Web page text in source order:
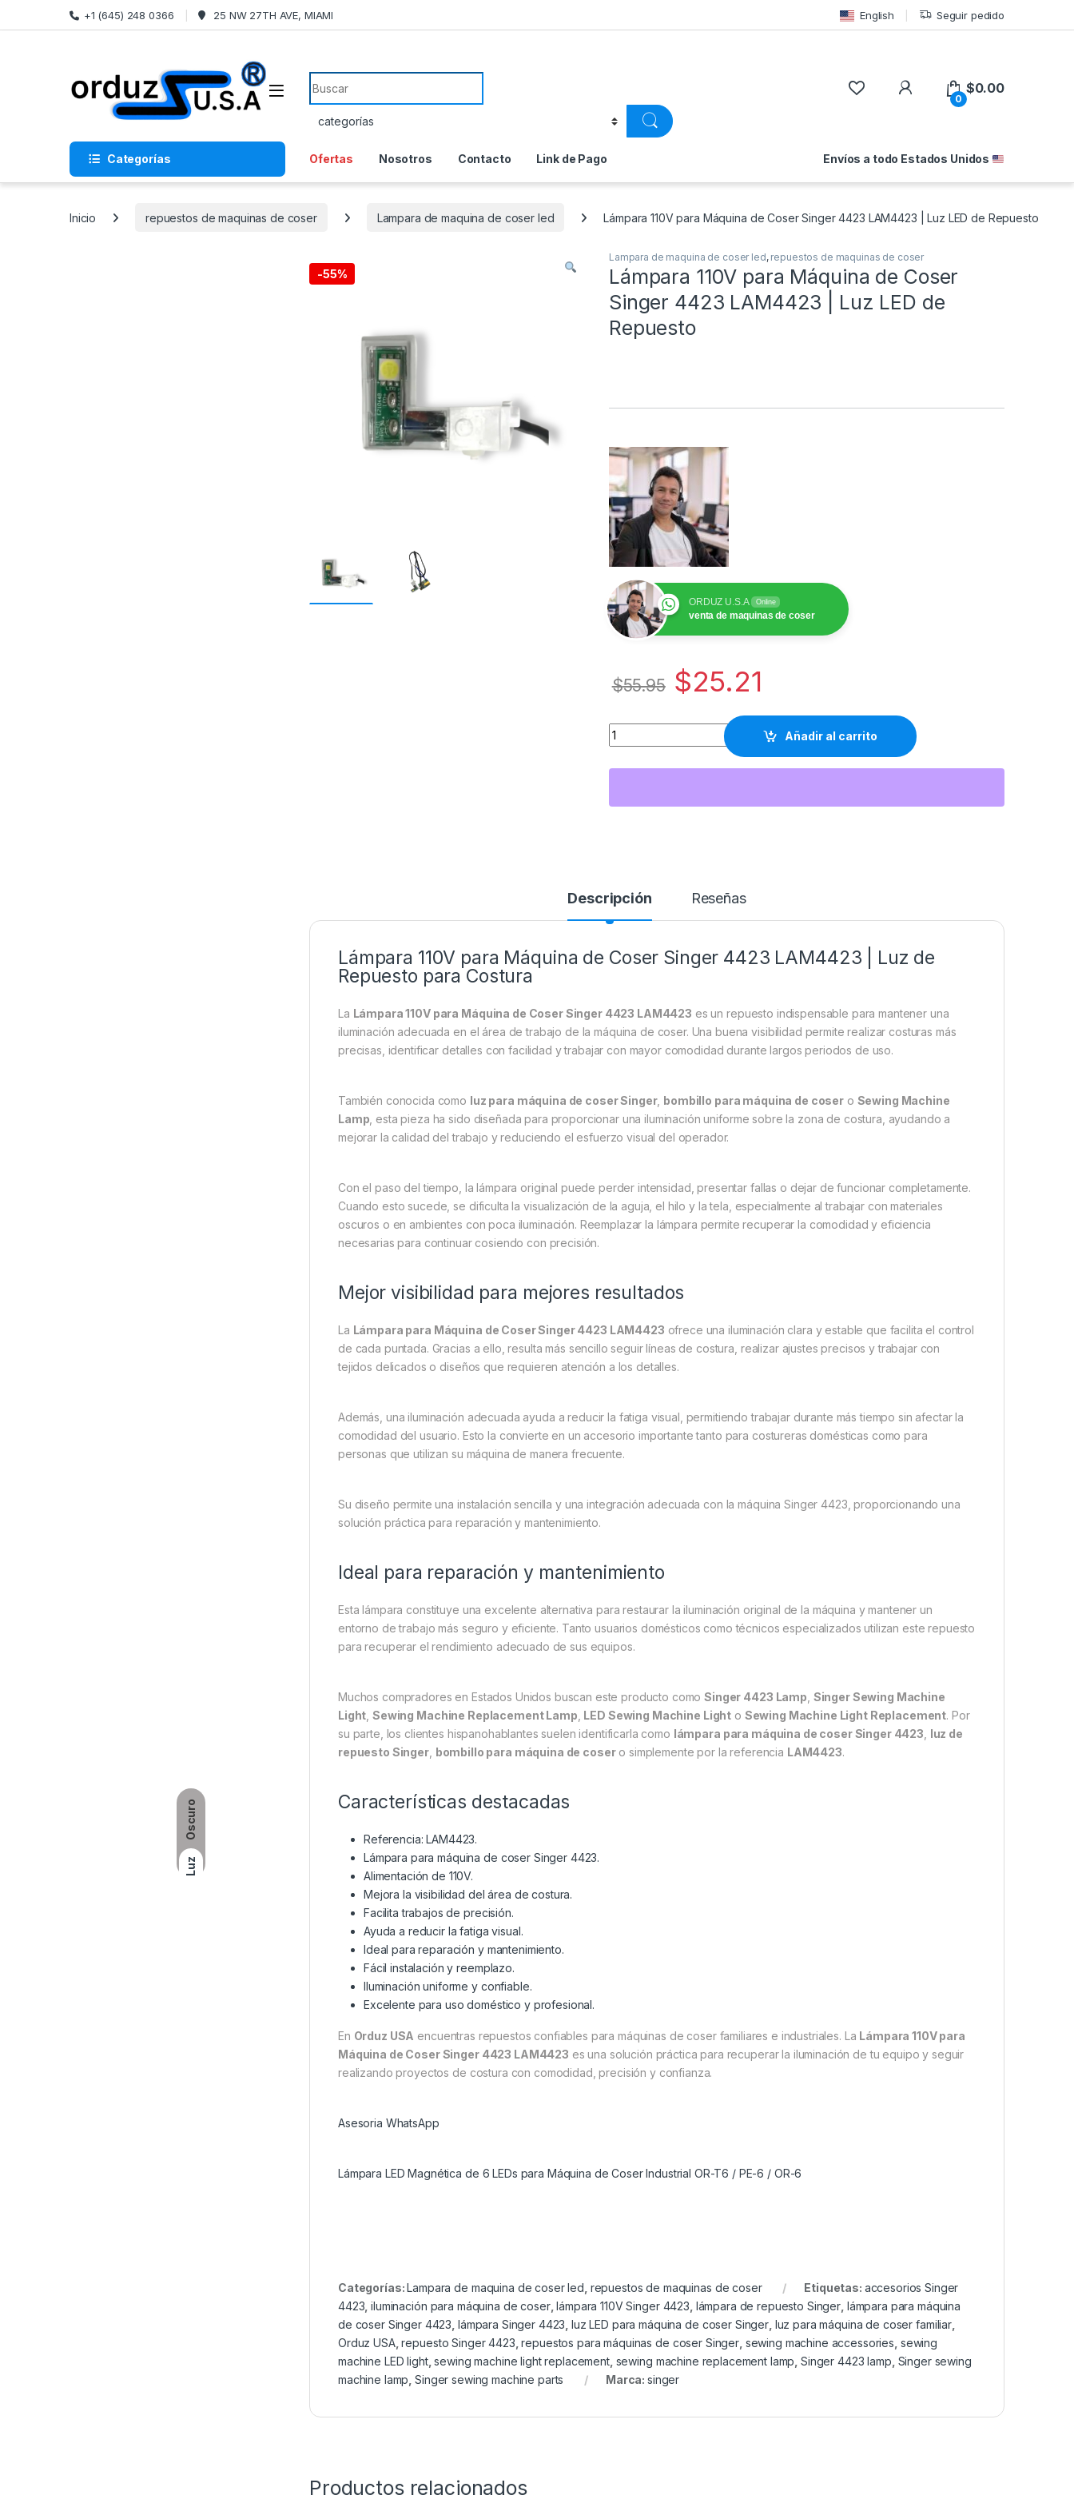
Oscuro
Luz
Saltar a la navegación
Ir al contenido +1 (645) 248 0366 25 NW 27TH AVE, MIAMI English Seguir pedido
Buscar:
0
$0.00
Categorías Ofertas Nosotros Contacto Link de Pago Envíos a todo Estados Unidos
Inicio repuestos de maquinas de coser Lampara de maquina de coser led Lámpara 110V para Máquina de Coser Singer 4423 LAM4423 | Luz LED de Repuesto
-55%
Lampara de maquina de coser led, repuestos de maquinas de coser
Lámpara 110V para Máquina de Coser
Singer 4423 LAM4423 | Luz LED de
Repuesto
ORDUZ U.S.A Online
venta de maquinas de coser
$55.95 $25.21
Cantidad Lámpara 110V para Máquina de Coser Singer 4423 LAM4423 | Luz LED
Añadir al carrito
Descripción Reseñas
Lámpara 110V para Máquina de Coser Singer 4423 LAM4423 | Luz de
Repuesto para Costura
La Lámpara 110V para Máquina de Coser Singer 4423 LAM4423 es un repuesto indispensable para mantener una
iluminación adecuada en el área de trabajo de la máquina de coser. Una buena visibilidad permite realizar costuras más
precisas, identificar detalles con facilidad y trabajar con mayor comodidad durante largos periodos de uso.
También conocida como luz para máquina de coser Singer, bombillo para máquina de coser o Sewing Machine
Lamp , esta pieza ha sido diseñada para proporcionar una iluminación uniforme sobre la zona de costura, ayudando a
mejorar la calidad del trabajo y reduciendo el esfuerzo visual del operador.
Con el paso del tiempo, la lámpara original puede perder intensidad, presentar fallas o dejar de funcionar completamente.
Cuando esto sucede, se dificulta la visualización de la aguja, el hilo y la tela, especialmente al trabajar con materiales
oscuros o en ambientes con poca iluminación. Reemplazar la lámpara permite recuperar la comodidad y eficiencia
necesarias para continuar cosiendo con precisión.
Mejor visibilidad para mejores resultados
La Lámpara para Máquina de Coser Singer 4423 LAM4423 ofrece una iluminación clara y estable que facilita el control
de cada puntada. Gracias a ello, resulta más sencillo seguir líneas de costura, realizar ajustes precisos y trabajar con
tejidos delicados o diseños que requieren atención a los detalles.
Además, una iluminación adecuada ayuda a reducir la fatiga visual, permitiendo trabajar durante más tiempo sin afectar la
comodidad del usuario. Esto la convierte en un accesorio importante tanto para costureras domésticas como para
personas que utilizan su máquina de manera frecuente.
Su diseño permite una instalación sencilla y una integración adecuada con la máquina Singer 4423, proporcionando una
solución práctica para reparación y mantenimiento.
Ideal para reparación y mantenimiento
Esta lámpara constituye una excelente alternativa para restaurar la iluminación original de la máquina y mantener un
entorno de trabajo más seguro y eficiente. Tanto usuarios domésticos como técnicos especializados utilizan este repuesto
para recuperar el rendimiento adecuado de sus equipos.
Muchos compradores en Estados Unidos buscan este producto comoSinger 4423 Lamp Singer Sewing Machine
Light ,Sewing Machine Replacement Lamp LED Sewing Machine Light o Sewing Machine Light Replacement. Por
su parte, los clientes hispanohablantes suelen identificarla como lámpara para máquina de coser Singer 4423 luz de
repuesto Singer, bombillo para máquina de cosero simplemente por la referencia LAM4423.
Características destacadas
Referencia: LAM4423.
Lámpara para máquina de coser Singer 4423.
Alimentación de 110V.
Mejora la visibilidad del área de costura.
Facilita trabajos de precisión.
Ayuda a reducir la fatiga visual.
Ideal para reparación y mantenimiento.
Fácil instalación y reemplazo.
Iluminación uniforme y confiable.
Excelente para uso doméstico y profesional.
En Orduz USA encuentras repuestos confiables para máquinas de coser familiares e industriales. La Lámpara 110V para
Máquina de Coser Singer 4423 LAM4423 es una solución práctica para recuperar la iluminación de tu equipo y seguir
realizando proyectos de costura con comodidad, precisión y confianza.
Asesoria WhatsApp
Lámpara LED Magnética de 6 LEDs para Máquina de Coser Industrial OR-T6 / PE-6 / OR-6
Categorías:Lampara de maquina de coser led repuestos de maquinas de coser Etiquetas: accesorios Singer
4423 ,iluminación para máquina de coser,lámpara 110V Singer 4423 lámpara de repuesto Singer lámpara para máquina
de coser Singer 4423 lámpara Singer 4423 ,luz LED para máquina de coser Singer, luz para máquina de coser familiar,
Orduz USA,repuesto Singer 4423 ,repuestos para máquinas de coser Singer, sewing machine accessories sewing
machine LED light,sewing machine light replacement, sewing machine replacement lamp ,Singer 4423 lamp Singer sewing
machine lamp ,Singer sewing machine parts Marca:singer
Productos relacionados